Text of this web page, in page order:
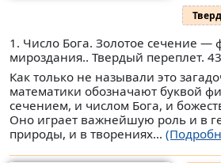
1. Число Бога. Золотое сечение —
мироздания.. Твердый переплет.
Как только не называли это
математики обозначают буквой
сечением, и числом Бога, и
Оно играет важнейшую роль и в
природы, и в творениях...